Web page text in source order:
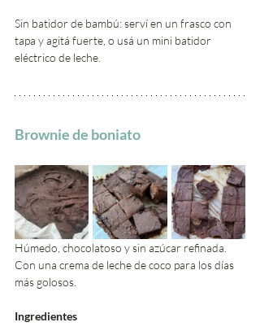
Sin batidor de bambú: serví en un frasco con
tapa y agitá fuerte, o usá un mini batidor
eléctrico de leche.
Brownie de boniato
Húmedo, chocolatoso y sin azúcar refinada.
Con una crema de leche de coco para los días
más golosos.
Ingredientes